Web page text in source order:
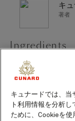
キ
著者
Ingredients
1½ fl oz (45
Cuvée.
1¼ fl oz (37.5
whiskey.
4 oz (113g)
キュナードでは、当
ト利用情報を分析
ために、Cookieを